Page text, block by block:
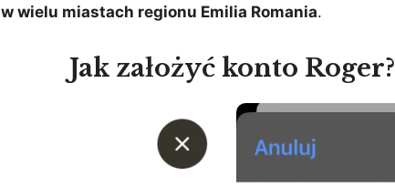
w wielu miastach regionu Emilia Romania.
Jak założyć konto Roger?